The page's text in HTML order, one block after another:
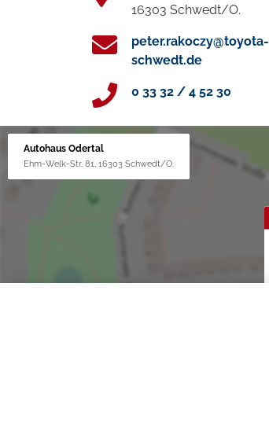
16303 Schwedt/O.
peter.rakoczy@toyota-
schwedt.de
0 33 32 / 4 52 30
Autohaus Odertal
Ehm-Welk-Str. 81, 16303 Schwedt/O.